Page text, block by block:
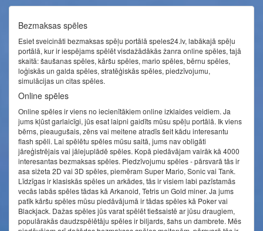
Bezmaksas spēles
Esiet sveicināti bezmaksas spēļu portālā speles24.lv, labākajā spēļu
portālā, kur ir iespējams spēlēt visdažādākās žanra online spēles, tajā
skaitā: šaušanas spēles, kāršu spēles, mario spēles, bērnu spēles,
loģiskās un galda spēles, stratēģiskās spēles, piedzīvojumu,
simulācijas un citas spēles.
Online spēles
Online spēles ir viens no iecienītākiem online izklaides veidiem. Ja
jums kļūst garlaicīgi, jūs esat laipni gaidīts mūsu spēļu portālā. Ik viens
bērns, pieaugušais, zēns vai meitene atradīs šeit kādu interesantu
flash spēli. Lai spēlētu spēles mūsu saitā, jums nav obligāti
jāreģistrējais vai jālejuplādē spēles. Kopā piedāvājam vairāk kā 4000
interesantas bezmaksas spēles. Piedzīvojumu spēles - pārsvarā tās ir
asa sižeta 2D vai 3D spēles, piemēram Super Mario, Sonic vai Tank.
Līdzīgas ir klasiskās spēles un arkādes, tās ir visiem labi pazīstamās
vecās labās spēles tādas kā Arkanoid, Tetris un Gold miner. Ja jums
patīk kāršu spēles mūsu piedāvājumā ir tādas spēles kā Poker vai
Blackjack. Dažas spēles jūs varat spēlēt tiešsaistē ar jūsu draugiem,
populārakās daudzspēlētāju spēles ir biljards, šahs un dambrete. Mēs